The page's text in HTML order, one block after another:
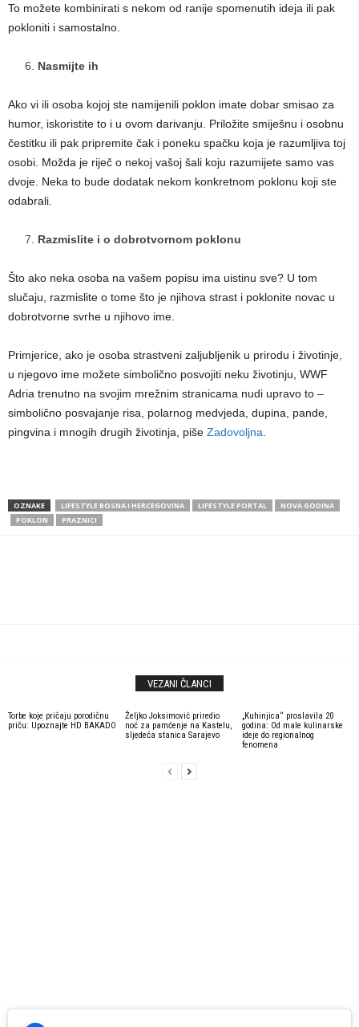
To možete kombinirati s nekom od ranije spomenutih ideja ili pak
pokloniti i samostalno.
Nasmijte ih
Ako vi ili osoba kojoj ste namijenili poklon imate dobar smisao za
humor, iskoristite to i u ovom darivanju. Priložite smiješnu i osobnu
čestitku ili pak pripremite čak i poneku spačku koja je razumljiva toj
osobi. Možda je riječ o nekoj vašoj šali koju razumijete samo vas
dvoje. Neka to bude dodatak nekom konkretnom poklonu koji ste
odabrali.
Razmislite i o dobrotvornom poklonu
Što ako neka osoba na vašem popisu ima uistinu sve? U tom
slučaju, razmislite o tome što je njihova strast i poklonite novac u
dobrotvorne svrhe u njihovo ime.
Primjerice, ako je osoba strastveni zaljubljenik u prirodu i životinje,
u njegovo ime možete simbolično posvojiti neku životinju, WWF
Adria trenutno na svojim mrežnim stranicama nudi upravo to –
simbolično posvajanje risa, polarnog medvjeda, dupina, pande,
pingvina i mnogih drugih životinja, piše Zadovoljna.
OZNAKE LIFESTYLE BOSNA I HERCEGOVINA LIFESTYLE PORTAL
NOVA GODINA
POKLON
PRAZNICI
VEZANI ČLANCI
Torbe koje pričaju porodičnu
priču: Upoznajte HD BAKADO
Željko Joksimović priredio
noć za pamćenje na Kastelu,
sljedeća stanica Sarajevo
„Kuhinjica“ proslavila 20
godina: Od male kulinarske
ideje do regionalnog
fenomena